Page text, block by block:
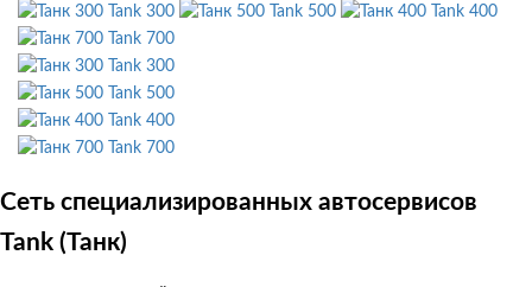
Tank 300 Tank 500
Tank 400
Tank 700
Tank 300
Tank 500
Tank 400
Tank 700
Сеть специализированных автосервисов
Tank (Танк)